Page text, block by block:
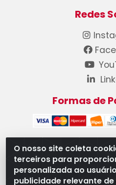
O nosso site coleta
terceiros para
personalizada ao
publicidade relevante
Redes
Formas de
WB Componentes
08.528.393/0001-12 - Rua
Oeste Industrial,